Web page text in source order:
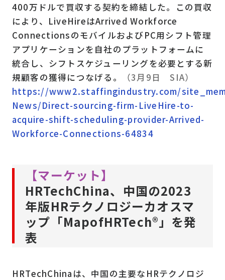
400万ドルで買収する契約を締結した。この買収
により、LiveHireはArrived Workforce
ConnectionsのモバイルおよびPC用シフト管理
アプリケーションを自社のプラットフォームに
統合し、シフトスケジューリングを必要とする新
規顧客の獲得につなげる。
（3月9日 SIA）
https://www2.staffingindustry.com/
News/Direct-sourcing-firm-LiveHire-to-
acquire-shift-scheduling-provider-Arrived-
Workforce-Connections-64834
【マーケット】
HRTechChina、中国の2023
年版HRテクノロジーカオスマ
ップ「MapofHRTech®」を発
表
HRTechChinaは、中国の主要なHRテクノロジ